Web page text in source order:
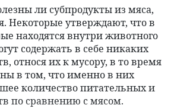
ли субпродукты из мяса,
Некоторые утверждают, что в
находятся внутри животного
содержать в себе никаких
относя их к мусору, в то время
в том, что именно в них
количество питательных и
по сравнению с мясом.